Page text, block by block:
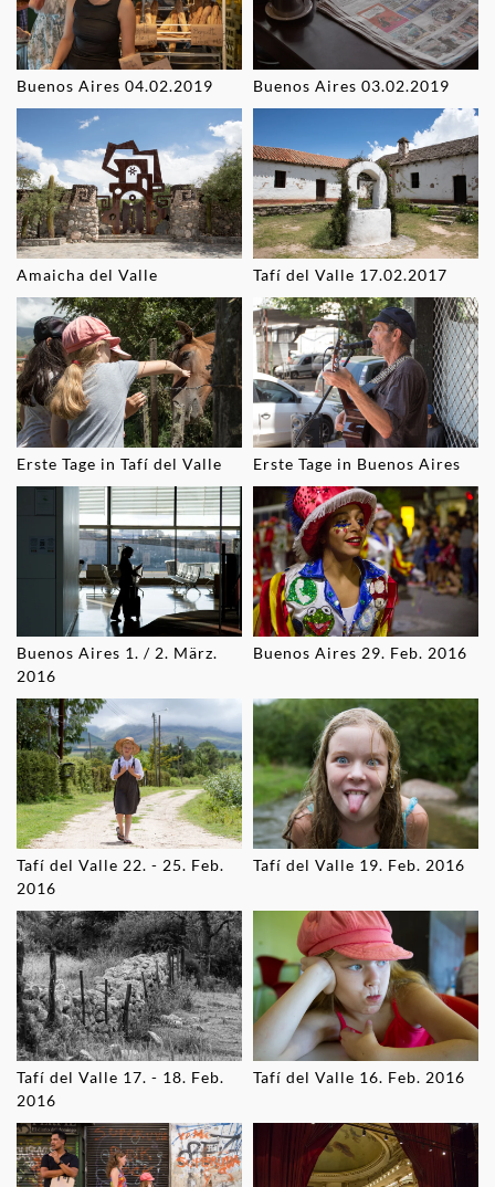
Buenos Aires 04.02.2019 Buenos Aires 03.02.2019
Amaicha del Valle Tafí del Valle 17.02.2017
Erste Tage in Tafí del Valle Erste Tage in Buenos Aires
Buenos Aires 1. / 2. März.
2016
Buenos Aires 29. Feb. 2016
Tafí del Valle 22. - 25. Feb.
2016
Tafí del Valle 19. Feb. 2016
Tafí del Valle 17. - 18. Feb.
2016
Tafí del Valle 16. Feb. 2016